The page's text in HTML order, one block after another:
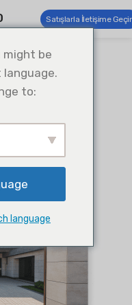
Satışlarla İletişime
might be
to:
language